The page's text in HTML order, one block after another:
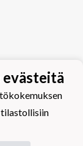
tilastollisiin